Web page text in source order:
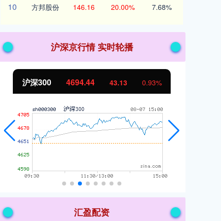
10 方邦股份 146.16 20.00% 7.68%
沪深京行情 实时轮播
北证50 1134.24 11.37 1.01%
汇盈配资